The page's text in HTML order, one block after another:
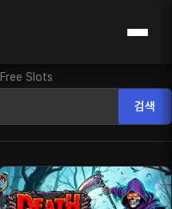
Free Slots
검색